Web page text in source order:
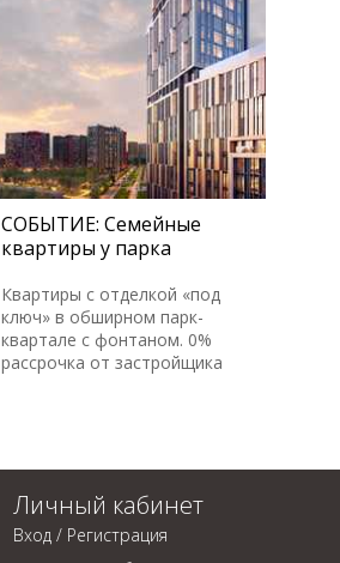
СОБЫТИЕ: Семейные
квартиры у парка
Квартиры с отделкой «под
ключ» в обширном парк-
квартале с фонтаном. 0%
рассрочка от застройщика
Личный кабинет
Вход / Регистрация